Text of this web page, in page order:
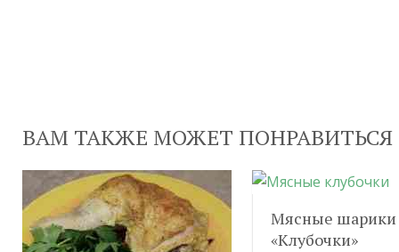
ВАМ ТАКЖЕ МОЖЕТ ПОНРАВИТЬСЯ
Мясные
«Клубочки»